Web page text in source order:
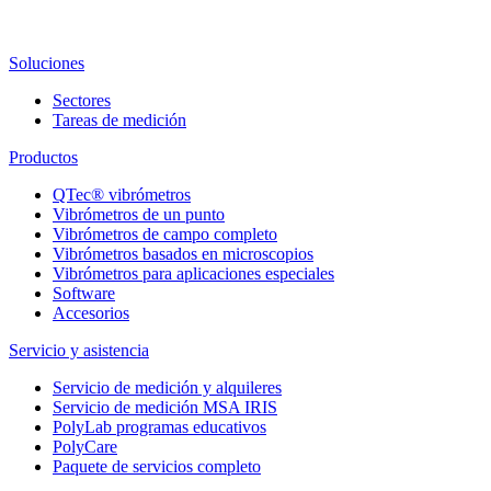
Soluciones
Sectores
Tareas de medición
Productos
QTec® vibrómetros
Vibrómetros de un punto
Vibrómetros de campo completo
Vibrómetros basados en microscopios
Vibrómetros para aplicaciones especiales
Software
Accesorios
Servicio y asistencia
Servicio de medición y alquileres
Servicio de medición MSA IRIS
PolyLab programas educativos
PolyCare
Paquete de servicios completo